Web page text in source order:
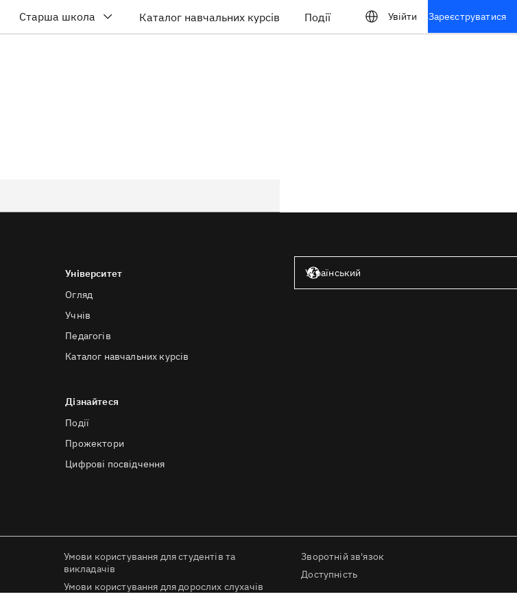
Старша школа Каталог навчальних курсів Події Увійти Зареєструватися
Університет
Огляд
Учнів
Педагогів
Каталог навчальних курсів
Дізнайтеся
Події
Прожектори
Цифрові посвідчення
Український
Умови користування для студентів та
викладачів
Умови користування для дорослих слухачів
Зворотній зв'язок
Доступність